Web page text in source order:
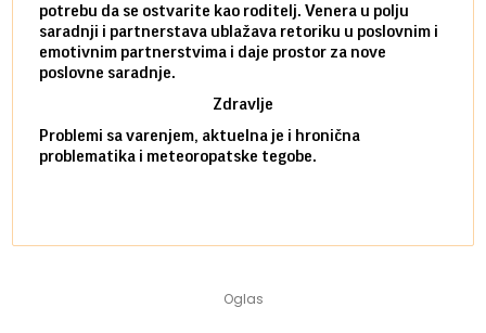
potrebu da se ostvarite kao roditelj. Venera u polju
saradnji i partnerstava ublažava retoriku u poslovnim i
emotivnim partnerstvima i daje prostor za nove
poslovne saradnje.
Zdravlje
Problemi sa varenjem, aktuelna je i hronična
problematika i meteoropatske tegobe.